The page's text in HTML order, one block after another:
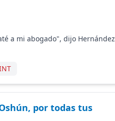
a mi abogado", dijo Hernández
por todas tus